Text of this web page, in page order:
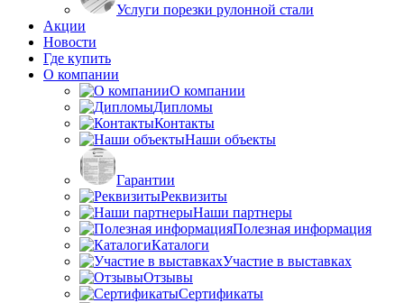
Услуги порезки рулонной стали
Акции
Новости
Где купить
О компании
О компании
Дипломы
Контакты
Наши объекты
Гарантии
Реквизиты
Наши партнеры
Полезная информация
Каталоги
Участие в выставках
Отзывы
Сертификаты